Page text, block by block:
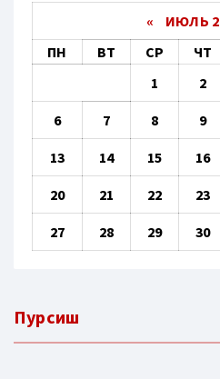
« ИЮЛЬ
ПН
ВТ СР ЧТ
1
2
6 7 8 9
13 14 15 16
20 21 22 23
27 28 29 30
Пурсиш